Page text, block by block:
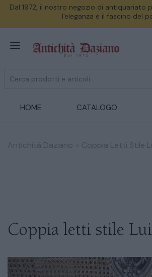
Dal 1972, il nostro negozio di antiquariato
l'eleganza e il fascino del
HOME CATALOGO
Antichità Daziano Coppia Letti Stile
Coppia letti stile